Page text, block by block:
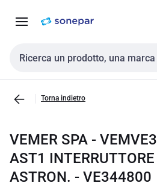
navigazione alla
Cerca input
Torna indietro
VEMER SPA -
AST1
ASTRON. - VE344800